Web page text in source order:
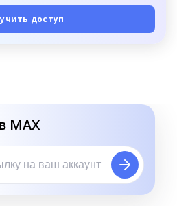
доступ
MAX